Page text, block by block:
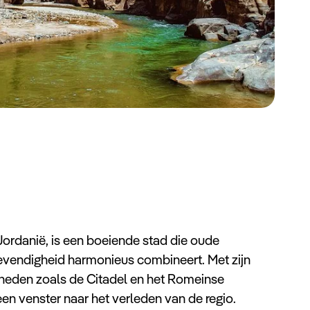
is een boeiende stad die oude
harmonieus combineert. Met zijn
zoals de Citadel en het Romeinse
venster naar het verleden van de regio.